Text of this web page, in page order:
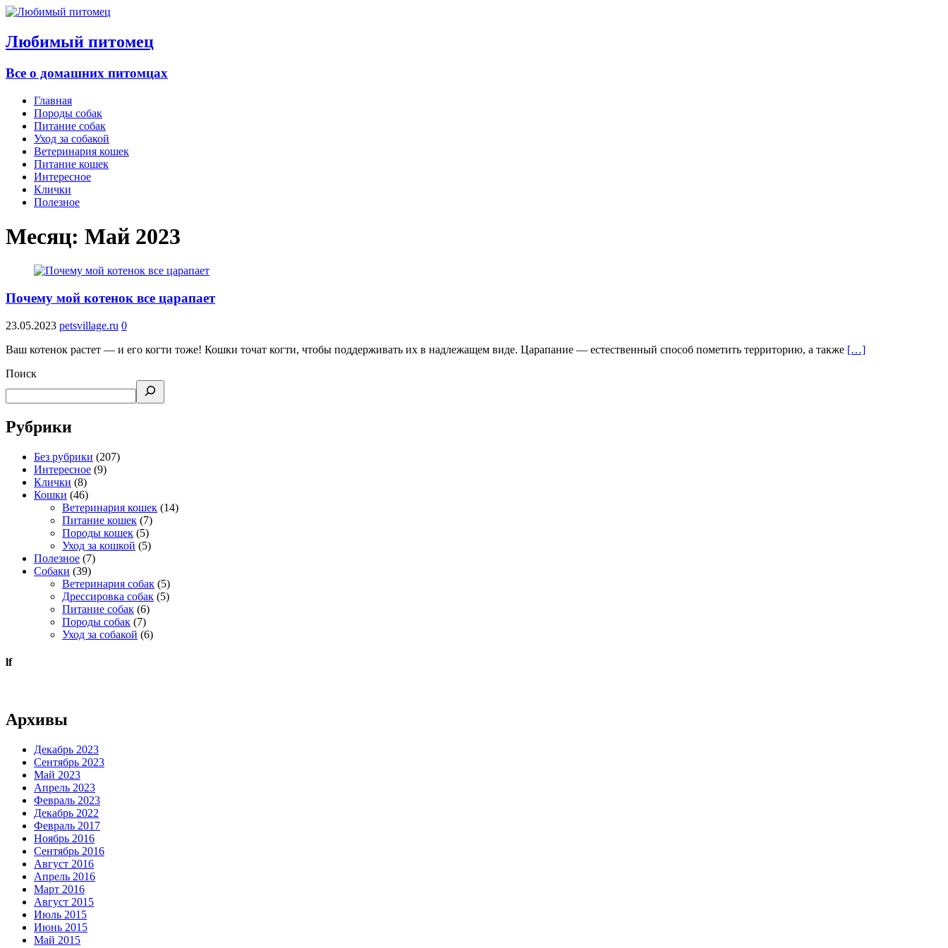
Любимый питомец
Все о домашних питомцах
Главная
Породы собак
Питание собак
Уход за собакой
Ветеринария кошек
Питание кошек
Интересное
Клички
Полезное
Месяц: Май 2023
Почему мой котенок все царапает
23.05.2023 petsvillage.ru 0
Ваш котенок растет — и его когти тоже! Кошки точат когти, чтобы поддерживать их в надлежащем виде. Царапание — естественный способ пометить территорию, а также […]
Поиск
Рубрики
Без рубрики (207)
Интересное (9)
Клички (8)
Кошки (46)
Ветеринария кошек (14)
Питание кошек (7)
Породы кошек (5)
Уход за кошкой (5)
Полезное (7)
Собаки (39)
Ветеринария собак (5)
Дрессировка собак (5)
Питание собак (6)
Породы собак (7)
Уход за собакой (6)
lf
Архивы
Декабрь 2023
Сентябрь 2023
Май 2023
Апрель 2023
Февраль 2023
Декабрь 2022
Февраль 2017
Ноябрь 2016
Сентябрь 2016
Август 2016
Апрель 2016
Март 2016
Август 2015
Июль 2015
Июнь 2015
Май 2015